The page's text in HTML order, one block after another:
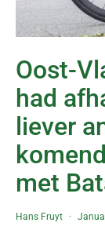
Oost-
had
liever
met
Hans Fruyt